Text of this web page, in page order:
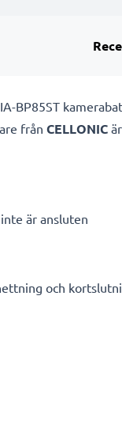
BP85ST
från CELLONIC
är ansluten
och